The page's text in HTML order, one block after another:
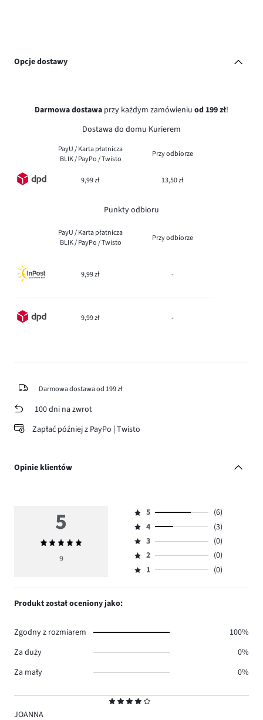
Opcje dostawy
Darmowa dostawa przy każdym zamówieniu od 199 zł!
Dostawa do domu Kurierem
PayU / Karta płatnicza
BLIK / PayPo / Twisto
Przy odbiorze
9,99 zł 13,50 zł
Punkty odbioru
PayU / Karta płatnicza
BLIK / PayPo / Twisto
Przy odbiorze
9,99 zł -
9,99 zł -
Darmowa dostawa od 199 zł
100 dni na zwrot
Zapłać później z PayPo | Twisto
Opinie klientów
4
JOANNA
5
Średnia
ocena
9
Ocena
5,
ilość
głosów
6.
5
(6)
Ocena
4,
ilość
głosów
4
(3)
Ocena
3,
ilość
3
(0)
Ocena
2,
2
(0)
Ocena
1,
1 (0)
Produkt został oceniony jako:
Zgodny z rozmiarem
100%
Za duży
0%
Za mały
0%